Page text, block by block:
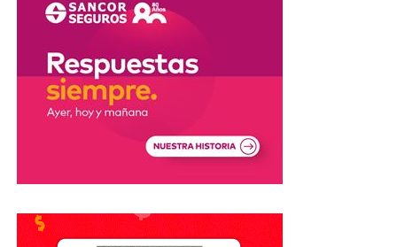
«El destino quiso que mi
último partido fuera una
final del mundo. No fue el
resultado que queríamos,
pero me voy con la cabeza
en alto porque este grupo
lo intentó hasta el último
segundo».